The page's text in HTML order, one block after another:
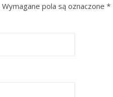
Wymagane pola są oznaczone *